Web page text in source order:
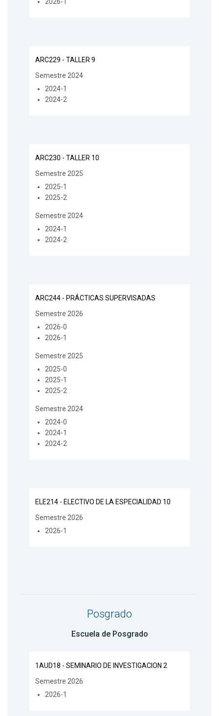
ARC229 - TALLER 9
Semestre 2024
2024-1
2024-2
ARC230 - TALLER 10
Semestre 2025
2025-1
2025-2
Semestre 2024
2024-1
2024-2
ARC244 - PRÁCTICAS SUPERVISADAS
Semestre 2026
2026-0
2026-1
Semestre 2025
2025-0
2025-1
2025-2
Semestre 2024
2024-0
2024-1
2024-2
ELE214 - ELECTIVO DE LA ESPECIALIDAD 10
Semestre 2026
2026-1
Posgrado
Escuela de Posgrado
1AUD18 - SEMINARIO DE INVESTIGACION 2
Semestre 2026
2026-1